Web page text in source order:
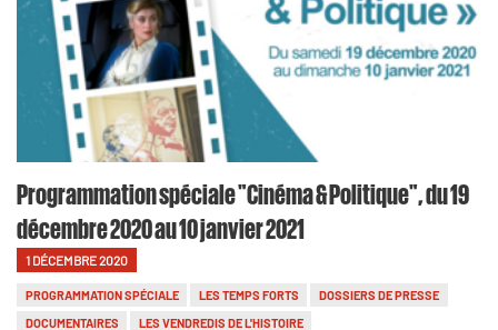
Programmation spéciale "Cinéma & Politique", du 19
décembre 2020 au 10 janvier 2021
1 DÉCEMBRE 2020
PROGRAMMATION SPÉCIALE LES TEMPS FORTS
DOSSIERS DE PRESSE
DOCUMENTAIRES
LES VENDREDIS DE L'HISTOIRE